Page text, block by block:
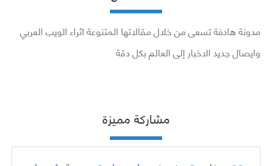
مدونة هادفة تسعى من خلال مقالاتها المتنوعة اثراء الويب العربي
وايصال جديد الاخبار إلى العالم بكل دقة
مشاركة مميزة